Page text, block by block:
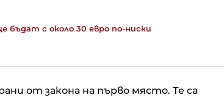
бъдат с около 30 евро по-ниски
от закона на първо място. Те са
оценява управлението на риска
за морски вятърни паркове в